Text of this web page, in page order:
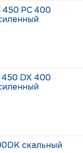
450 PC 400
DX 400
скальный